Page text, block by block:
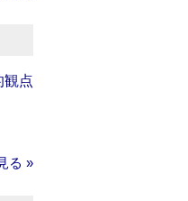
観点
る »